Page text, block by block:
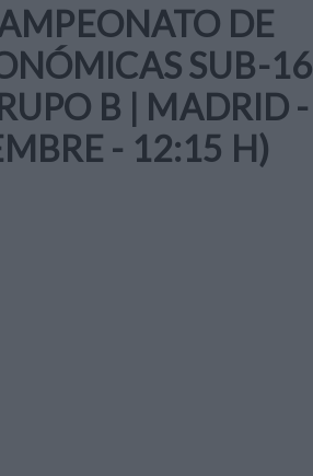
DE
SUB-16
B | MADRID -
- 12:15 H)